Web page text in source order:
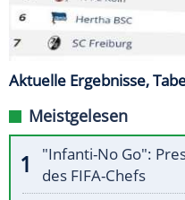
Aktuelle Ergebnisse,
Meistgelesen
"Infanti-No Go":
des FIFA-Chefs